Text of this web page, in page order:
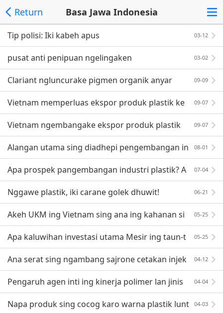
Return Basa Jawa Indonesia
03-12
Tip polisi: Iki kabeh apus
03-02
pusat anti penipuan ngelingaken
09-09
Clariant ngluncurake pigmen organik anyar
09-07
Vietnam memperluas ekspor produk plastik ke
UE
09-07
Vietnam ngembangake ekspor produk plastik
menyang Uni Eropa
08-01
Alangan utama sing diadhepi pengembangan in
dustri bantu otomotif Vietnam
07-04
Apa prospek pangembangan industri plastik? A
pa trene?
06-21
Nggawe plastik, iki carane golek dhuwit!
05-25
Akeh UKM ing Vietnam sing ana ing kahanan si
ng angel
05-25
Apa kaluwihan investasi utama Mesir ing taun-t
aun pungkasan?
04-12
Ana serat sing ngambang sajrone cetakan injek
si plastik sing diperkuat serat kaca, nuduhake sawet
ara
04-04
Pengaruh agen inti ing kinerja polimer lan jinis
pangenalan
04-03
Napa produk sing cocog karo warna plastik lunt